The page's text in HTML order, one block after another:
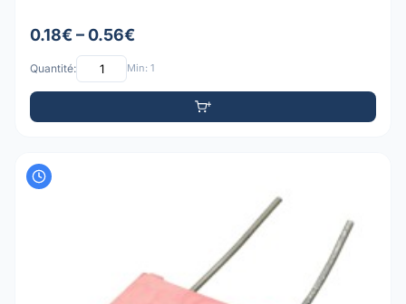
0.18€ – 0.56€
Quantité: Min: 1